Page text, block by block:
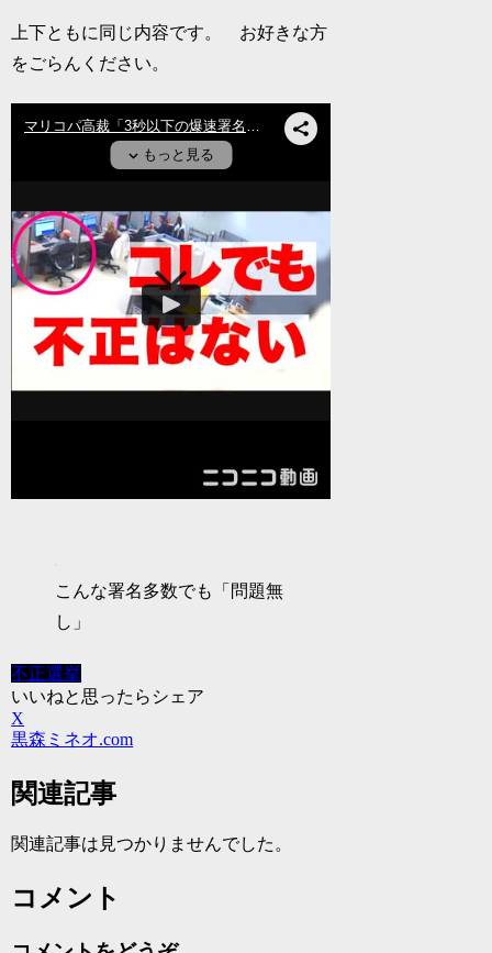
上下ともに同じ内容です。 お好きな方
をごらんください。
こんな署名多数でも「問題無
し」
不正選挙
いいねと思ったらシェア
X
黒森ミネオ.com
関連記事
関連記事は見つかりませんでした。
コメント